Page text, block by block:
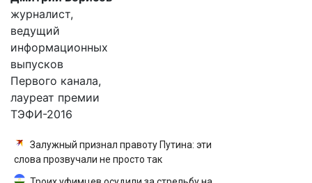
журналист,
ведущий
информационных
выпусков
Первого канала,
лауреат премии
ТЭФИ-2016
Залужный признал правоту Путина: эти
слова прозвучали не просто так